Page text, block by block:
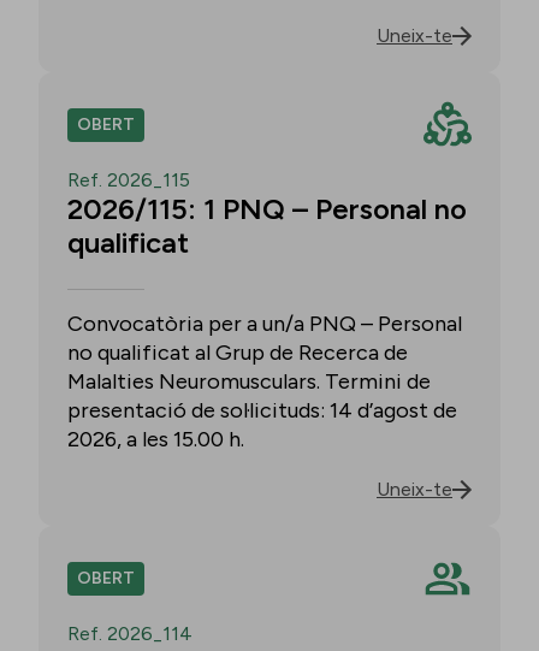
Uneix-te
OBERT
Ref. 2026_115
2026/115: 1 PNQ – Personal no
qualificat
Convocatòria per a un/a PNQ – Personal
no qualificat al Grup de Recerca de
Malalties Neuromusculars. Termini de
presentació de sol·licituds: 14 d’agost de
2026, a les 15.00 h.
Uneix-te
OBERT
Ref. 2026_114